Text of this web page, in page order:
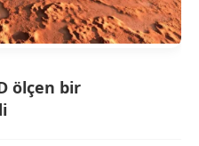
ölçen bir